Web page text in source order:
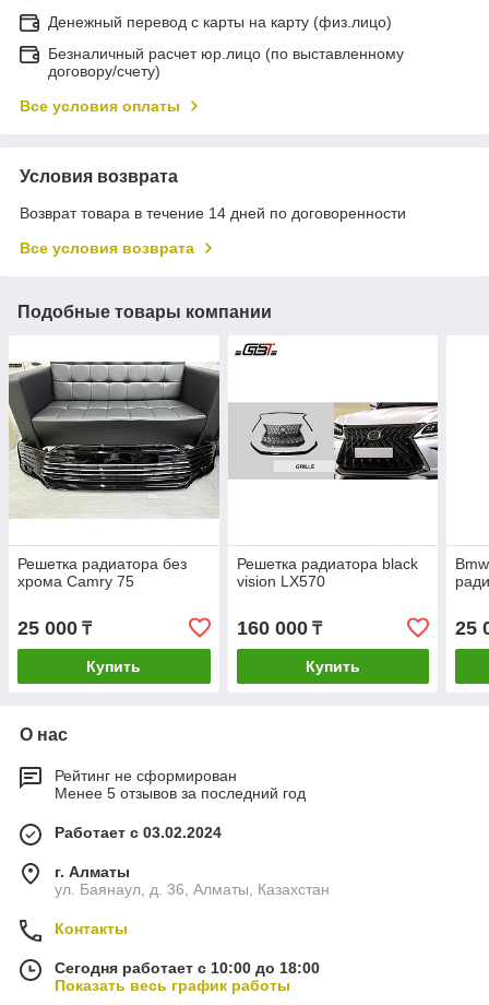
Денежный перевод с карты на карту (физ.лицо)
Безналичный расчет юр.лицо (по выставленному
договору/счету)
Все условия оплаты
Условия возврата
Возврат товара в течение 14 дней по договоренности
Все условия возврата
Подобные товары компании
Решетка радиатора без
хрома Camry 75
25 000 ₸
Купить
Решетка радиатора black
vision LX570
160 000₸
Купить
25
О нас
Рейтинг не сформирован
Менее 5 отзывов за последний год
Работает с 03.02.2024
г. Алматы
ул. Баянаул, д. 36, Алматы, Казахстан
Контакты
Сегодня работает с 10:00 до 18:00
Показать весь график работы